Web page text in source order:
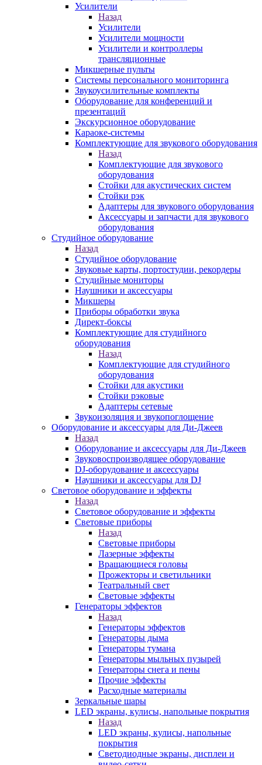
Усилители
Назад
Усилители
Усилители мощности
Усилители и контроллеры
трансляционные
Микшерные пульты
Системы персонального мониторинга
Звукоусилительные комплекты
Оборудование для конференций и
презентаций
Экскурсионное оборудование
Караоке-системы
Комплектующие для звукового оборудования
Назад
Комплектующие для звукового
оборудования
Стойки для акустических систем
Стойки рэк
Адаптеры для звукового оборудования
Аксессуары и запчасти для звукового
оборудования
Студийное оборудование
Назад
Студийное оборудование
Звуковые карты, портостудии, рекордеры
Студийные мониторы
Наушники и аксессуары
Микшеры
Приборы обработки звука
Директ-боксы
Комплектующие для студийного
оборудования
Назад
Комплектующие для студийного
оборудования
Стойки для акустики
Стойки рэковые
Адаптеры сетевые
Звукоизоляция и звукопоглощение
Оборудование и аксессуары для Ди-Джеев
Назад
Оборудование и аксессуары для Ди-Джеев
Звуковоспроизводящее оборудование
DJ-оборудование и аксессуары
Наушники и аксессуары для DJ
Световое оборудование и эффекты
Назад
Световое оборудование и эффекты
Световые приборы
Назад
Световые приборы
Лазерные эффекты
Вращающиеся головы
Прожекторы и светильники
Театральный свет
Световые эффекты
Генераторы эффектов
Назад
Генераторы эффектов
Генераторы дыма
Генераторы тумана
Генераторы мыльных пузырей
Генераторы снега и пены
Прочие эффекты
Расходные материалы
Зеркальные шары
LED экраны, кулисы, напольные покрытия
Назад
LED экраны, кулисы, напольные
покрытия
Светодиодные экраны, дисплеи и